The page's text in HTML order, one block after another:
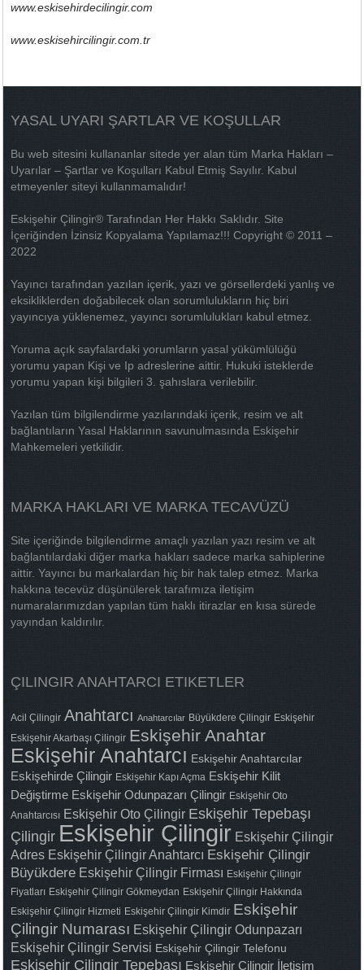
www.eskisehirdecilingir.com
www.eskisehircilingir.com.tr
YASAL UYARI ŞARTLAR VE KOŞULLAR
Bu web sitesini kullananlar sitede yer alan tüm Marka Hakları –
Uyarılar – Şartlar ve Koşulları Kabul Etmiş Sayılır. Kabul
etmeyenler siteyi kullanmamalıdır!
Eskişehir Çilingir® Tarafından Her Hakkı Saklıdır. Site
İçeriğinden İzinsiz Kopyalama Yapılamaz!!! Copyright © 2011 –
2022
Yayıncı tarafından yazılan içerik, yazı ve görsellerdeki yanlış ve
eksikliklerden doğabilecek olan sorumlulukların hiç biri
yayıncıya yüklenemez, yayıncı sorumlulukları kabul etmez.
Yoruma açık sayfalardaki yorumların yasal yükümlülüğü
yorumu yapan Kişi ve Ip adreslerine aittir. Hukuki isteklerde
yorumu yapan kişi bilgileri 3. şahıslara verilebilir.
Yazılan tüm bilgilendirme yazılarındaki içerik, resim ve alt
bağlantıların Yasal Haklarının savunulmasında Eskişehir
Mahkemeleri yetkilidir.
MARKA HAKLARI VE MARKA TECAVÜZÜ
Site içeriğinde bilgilendirme amaçlı yazılan yazı resim ve alt
bağlantılardaki diğer marka hakları sadece marka sahiplerine
aittir. Yayıncı bu markalardan hiç bir hak talep etmez. Marka
hakkına tecevüz düşünülerek tarafımıza iletişim
numaralarımızdan yapılan tüm haklı itirazlar en kısa sürede
yayından kaldırılır.
ÇILINGIR ANAHTARCI ETIKETLER
Acil Çilingir Anahtarcı Anahtarcılar Büyükdere Çilingir Eskişehir
Eskişehir Akarbaşı Çilingir Eskişehir Anahtar
Eskişehir Anahtarcı Eskişehir Anahtarcılar
Eskişehirde Çilingir Eskişehir Kapı Açma Eskişehir Kilit
Değiştirme Eskişehir Odunpazarı Çilingir Eskişehir Oto
Anahtarcısı Eskişehir Oto Çilingir Eskişehir Tepebaşı
Çilingir Eskişehir Çilingir Eskişehir Çilingir
Adres Eskişehir Çilingir Anahtarcı Eskişehir Çilingir
Büyükdere Eskişehir Çilingir Firması Eskişehir Çilingir
Fiyatları Eskişehir Çilingir Gökmeydan Eskişehir Çilingir Hakkında
Eskişehir Çilingir Hizmeti Eskişehir Çilingir Kimdir Eskişehir
Çilingir Numarası Eskişehir Çilingir Odunpazarı
Eskişehir Çilingir Servisi Eskişehir Çilingir Telefonu
Eskişehir Çilingir Tepebaşı Eskişehir Çilingir İletişim